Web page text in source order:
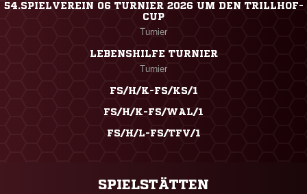
54.SPIELVEREIN 06 TURNIER 2026 UM DEN TRILLHOF-
CUP
Turnier
LEBENSHILFE TURNIER
Turnier
FS/H/K-FS/KS/1
FS/H/K-FS/WAL/1
FS/H/L-FS/TFV/1
SPIELSTÄTTEN